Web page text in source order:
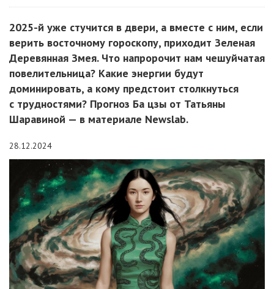
2025-й уже стучится в двери, а вместе с ним, если
верить восточному гороскопу, приходит Зеленая
Деревянная Змея. Что напророчит нам чешуйчатая
повелительница? Какие энергии будут
доминировать, а кому предстоит столкнуться
с трудностями? Прогноз Ба цзы от Татьяны
Шаравиной — в материале Newslab.
28.12.2024